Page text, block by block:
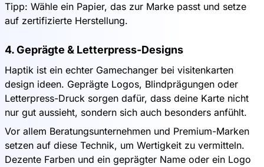
Tipp: Wähle ein Papier, das zur Marke passt und setze
auf zertifizierte Herstellung.
4. Geprägte & Letterpress-Designs
Haptik ist ein echter Gamechanger bei visitenkarten
design ideen. Geprägte Logos, Blindprägungen oder
Letterpress-Druck sorgen dafür, dass deine Karte nicht
nur gut aussieht, sondern sich auch besonders anfühlt.
Vor allem Beratungsunternehmen und Premium-Marken
setzen auf diese Technik, um Wertigkeit zu vermitteln.
Dezente Farben und ein geprägter Name oder ein Logo